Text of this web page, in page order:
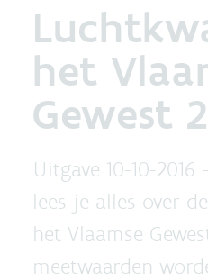
het
Gewest
Uitgave 10-10-2016
lees je alles over
het Vlaamse
meetwaarden